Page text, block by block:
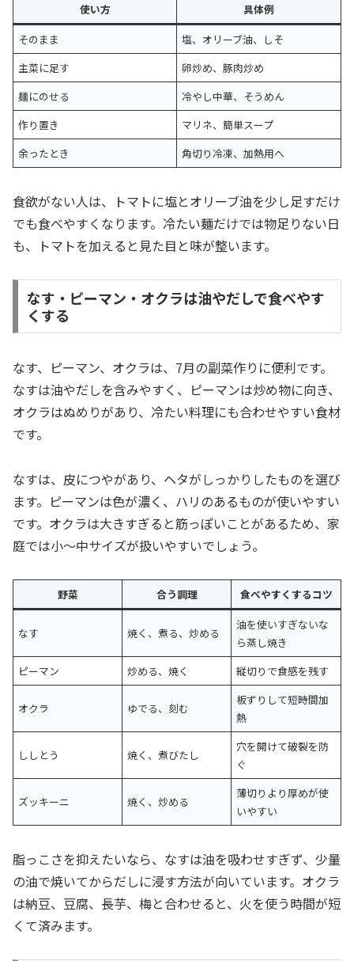
使い方
具体例
そのまま
塩、オリーブ油、しそ
主菜に足す
卵炒め、豚肉炒め
麺にのせる
冷やし中華、そうめん
作り置き
マリネ、簡単スープ
余ったとき
角切り冷凍、加熱用へ
食欲がない人は、トマトに塩とオリーブ油を少し足すだけ
でも食べやすくなります。冷たい麺だけでは物足りない日
も、トマトを加えると見た目と味が整います。
なす・ピーマン・オクラは油やだしで食べやす
くする
なす、ピーマン、オクラは、7月の副菜作りに便利です。
なすは油やだしを含みやすく、ピーマンは炒め物に向き、
オクラはぬめりがあり、冷たい料理にも合わせやすい食材
です。
なすは、皮につやがあり、ヘタがしっかりしたものを選び
ます。ピーマンは色が濃く、ハリのあるものが使いやすい
です。オクラは大きすぎると筋っぽいことがあるため、家
庭では小〜中サイズが扱いやすいでしょう。
野菜 合う調理 食べやすくするコツ
なす 焼く、煮る、炒める
油を使いすぎないな
ら蒸し焼き
ピーマン
炒める、焼く 縦切りで食感を残す
オクラ ゆでる、刻む
板ずりして短時間加
熱
ししとう 焼く、煮びたし
穴を開けて破裂を防
ぐ
ズッキーニ 焼く、炒める
薄切りより厚めが使
いやすい
脂っこさを抑えたいなら、なすは油を吸わせすぎず、少量
の油で焼いてからだしに浸す方法が向いています。オクラ
は納豆、豆腐、長芋、梅と合わせると、火を使う時間が短
くて済みます。